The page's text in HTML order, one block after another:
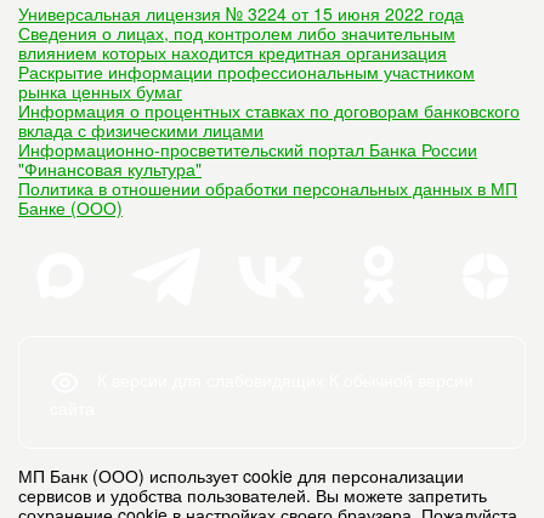
Универсальная лицензия № 3224 от 15 июня 2022 года
Сведения о лицах, под контролем либо значительным
влиянием которых находится кредитная организация
Раскрытие информации профессиональным участником
рынка ценных бумаг
Информация о процентных ставках по договорам банковского
вклада с физическими лицами
Информационно-просветительский портал Банка России
"Финансовая культура"
Политика в отношении обработки персональных данных в МП
Банке (ООО)
МП Банк (ООО) использует cookie для персонализации
сервисов и удобства пользователей. Вы можете запретить